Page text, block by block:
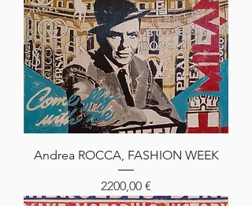
Andrea ROCCA, FASHION WEEK
Prezzo
2200,00 €